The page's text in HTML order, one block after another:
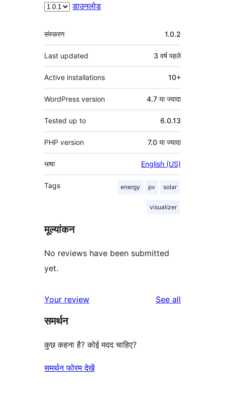
डाउनलोड
मेटा
संस्करण 1.0.2
Last updated 3 वर्ष पहले
Active installations 10+
WordPress version 4.7 या ज्यादा
Tested up to 6.0.13
PHP version 7.0 या ज्यादा
भाषा English (US)
Tags energy pv solar
visualizer
मूल्यांकन
No reviews have been submitted
yet.
Your review See all
समर्थन
कुछ कहना है? कोई मदद चाहिए?
समर्थन फोरम देखें